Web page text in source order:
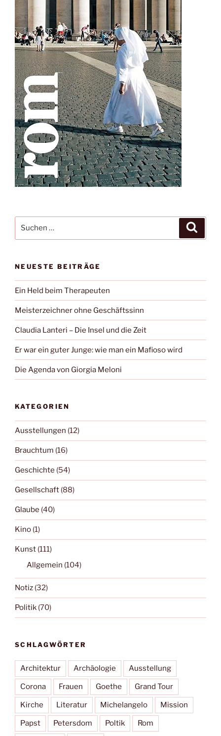
nach:
NEUESTE BEITRÄGE
Ein Held beim Therapeuten
Meisterzeichner ohne Geschäftssinn
Claudia Lanteri – Die Insel und die Zeit
Er war ein guter Junge: wie man ein Mafioso wird
Die Agenda von Giorgia Meloni
KATEGORIEN
Ausstellungen (12)
Brauchtum (16)
Geschichte (54)
Gesellschaft (88)
Glaube (40)
Kino (1)
Kunst (111)
Allgemein (104)
Notiz (32)
Politik (70)
SCHLAGWÖRTER
Architektur Archäologie Ausstellung
Corona Frauen Goethe Grand Tour
Kirche Literatur Michelangelo Mission
Papst Petersdom Poltik Rom